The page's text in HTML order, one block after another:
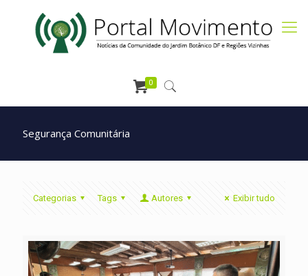
0
Segurança Comunitária
Categorias Tags Autores Exibir tudo